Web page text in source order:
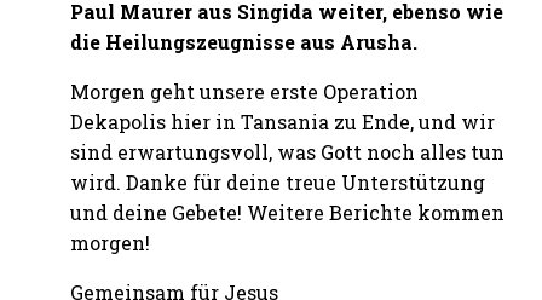
Paul Maurer aus Singida weiter, ebenso wie
die Heilungszeugnisse aus Arusha.
Morgen geht unsere erste Operation
Dekapolis hier in Tansania zu Ende, und wir
sind erwartungsvoll, was Gott noch alles tun
wird. Danke für deine treue Unterstützung
und deine Gebete! Weitere Berichte kommen
morgen!
Gemeinsam für Jesus